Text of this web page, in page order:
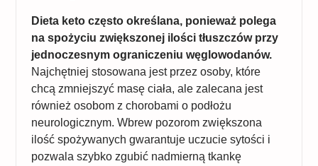
Dieta keto często określana, ponieważ polega
na spożyciu zwiększonej ilości tłuszczów przy
jednoczesnym ograniczeniu węglowodanów.
Najchętniej stosowana jest przez osoby, które
chcą zmniejszyć masę ciała, ale zalecana jest
również osobom z chorobami o podłożu
neurologicznym. Wbrew pozorom zwiększona
ilość spożywanych gwarantuje uczucie sytości i
pozwala szybko zgubić nadmierną tkankę